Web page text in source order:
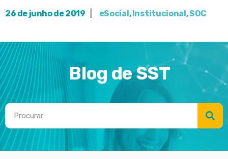
26 de junho de 2019 eSocial,Institucional,SOC
Blog de SST